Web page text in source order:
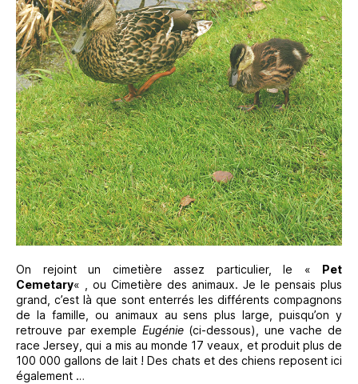
On rejoint un cimetière assez particulier, le « Pet
Cemetary« , ou Cimetière des animaux. Je le pensais plus
grand, c’est là que sont enterrés les différents compagnons
de la famille, ou animaux au sens plus large, puisqu’on y
retrouve par exemple Eugénie(ci-dessous), une vache de
race Jersey, qui a mis au monde 17 veaux, et produit plus de
100 000 gallons de lait ! Des chats et des chiens reposent ici
également …